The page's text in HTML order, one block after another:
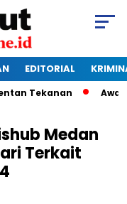
EDITORIAL
Tekanan Awas
Medan
Terkait